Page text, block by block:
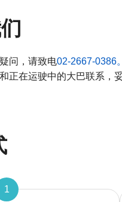
问，请致电02-2667-0386
正在运驶中的大巴联系，
1